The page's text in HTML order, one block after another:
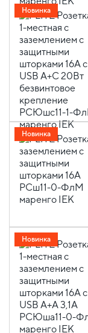
Новинка
Новинка
Новинка